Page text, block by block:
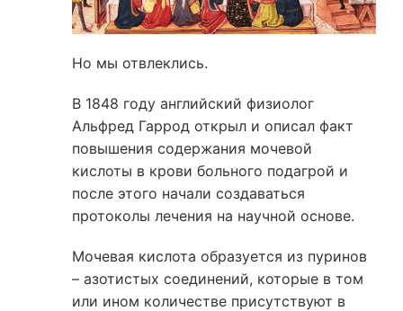
Но мы отвлеклись.
В 1848 году английский физиолог
Альфред Гаррод открыл и описал факт
повышения содержания мочевой
кислоты в крови больного подагрой и
после этого начали создаваться
протоколы лечения на научной основе.
Мочевая кислота образуется из пуринов
– азотистых соединений, которые в том
или ином количестве присутствуют в